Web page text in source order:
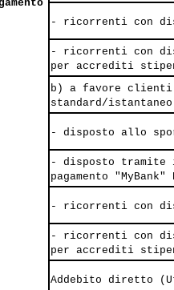
- ricorrenti con
- ricorrenti con
per accrediti
b) a favore
standard/
- disposto allo
- disposto
pagamento "MyBank"
- ricorrenti con
- ricorrenti con
per accrediti
Addebito diretto